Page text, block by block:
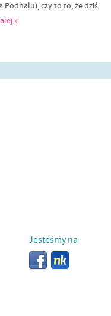
Podhalu), czy to to, że dziś
»
Jesteśmy na